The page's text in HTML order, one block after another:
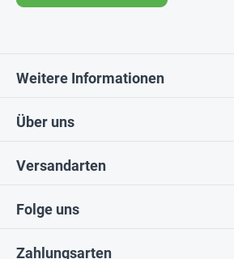
Folge uns
Über uns
Weitere Informationen
Zahlungsarten
Versandarten